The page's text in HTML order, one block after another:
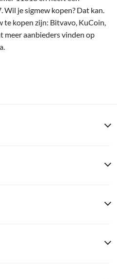
je sigmew kopen? Dat kan.
te kopen zijn: Bitvavo, KuCoin,
meer aanbieders vinden op